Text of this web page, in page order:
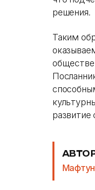
решения.
Таким